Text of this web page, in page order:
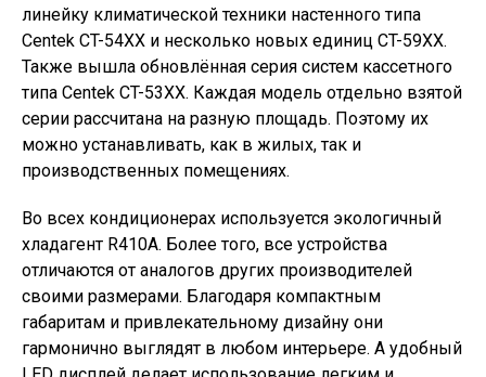
линейку климатической техники настенного типа
Centek CT-54XX и несколько новых единиц CT-59XX.
Также вышла обновлённая серия систем кассетного
типа Centek CT-53XX. Каждая модель отдельно взятой
серии рассчитана на разную площадь. Поэтому их
можно устанавливать, как в жилых, так и
производственных помещениях.
Во всех кондиционерах используется экологичный
хладагент R410A. Более того, все устройства
отличаются от аналогов других производителей
своими размерами. Благодаря компактным
габаритам и привлекательному дизайну они
гармонично выглядят в любом интерьере. А удобный